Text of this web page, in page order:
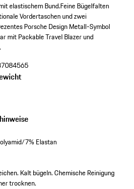
elastischem Bund.Feine Bügelfalten
Vordertaschen und zwei
Porsche Design Metall-Symbol
mit Packable Travel Blazer und
7% Elastan
Kalt bügeln. Chemische Reinigung
trocknen.